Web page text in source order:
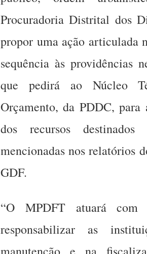
Procuradoria Distrital dos
propor uma ação articulada
sequência às providências
que pedirá ao Núcleo
Orçamento, da PDDC,
dos recursos
mencionadas nos relatórios
GDF.
“O MPDFT atuará
responsabilizar as
manutenção e na